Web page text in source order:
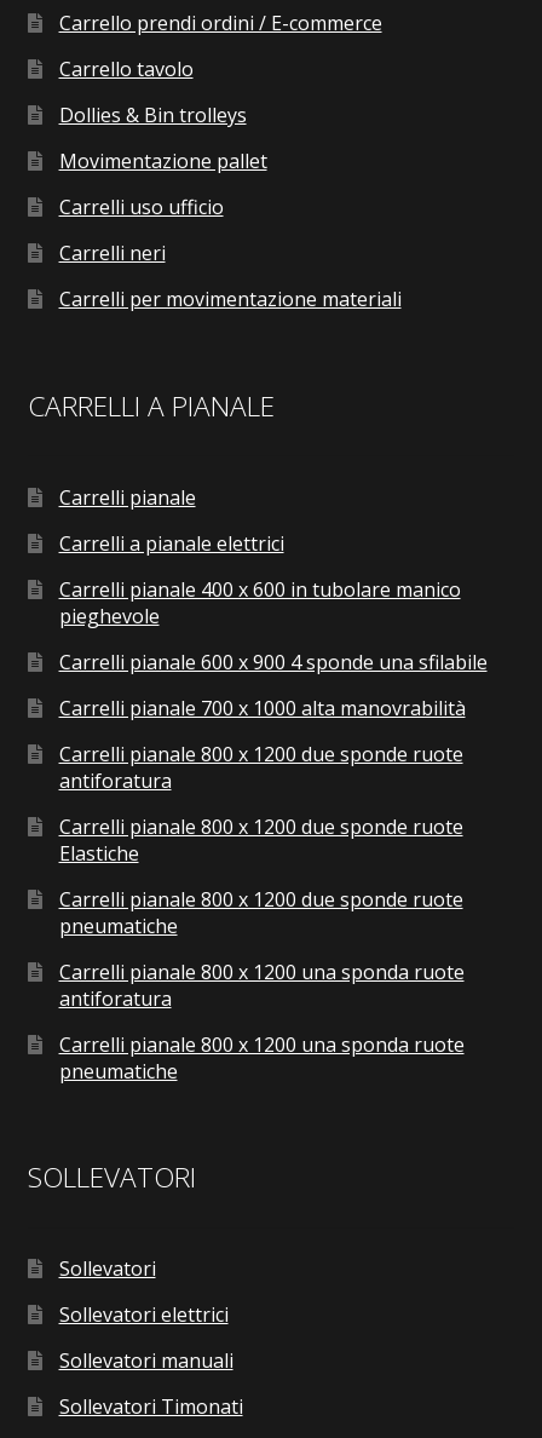
Carrello prendi ordini / E-commerce
Carrello tavolo
Dollies & Bin trolleys
Movimentazione pallet
Carrelli uso ufficio
Carrelli neri
Carrelli per movimentazione materiali
CARRELLI A PIANALE
Carrelli pianale
Carrelli a pianale elettrici
Carrelli pianale 400 x 600 in tubolare manico
pieghevole
Carrelli pianale 600 x 900 4 sponde una sfilabile
Carrelli pianale 700 x 1000 alta manovrabilità
Carrelli pianale 800 x 1200 due sponde ruote
antiforatura
Carrelli pianale 800 x 1200 due sponde ruote
Elastiche
Carrelli pianale 800 x 1200 due sponde ruote
pneumatiche
Carrelli pianale 800 x 1200 una sponda ruote
antiforatura
Carrelli pianale 800 x 1200 una sponda ruote
pneumatiche
SOLLEVATORI
Sollevatori
Sollevatori elettrici
Sollevatori manuali
Sollevatori Timonati